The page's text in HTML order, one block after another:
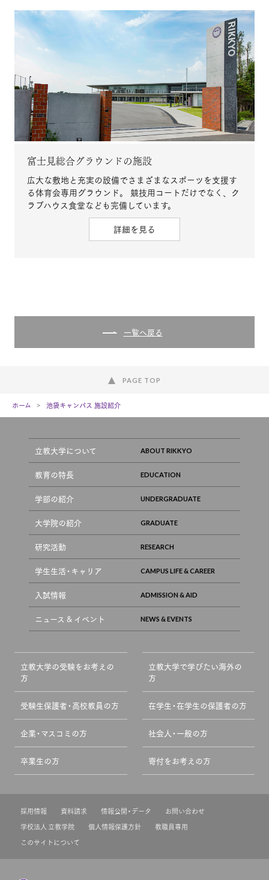
富士見総合グラウンドの施設
広大な敷地と充実の設備でさまざまなスポーツを支援す
る体育会専用グラウンド。 競技用コートだけでなく、ク
ラブハウス食堂なども完備しています。
詳細を見る
一覧へ戻る
PAGE TOP
ホーム 池袋キャンパス 施設紹介
立教大学について
教育の特長
学部の紹介
大学院の紹介
研究活動
学生生活・キャリア
入試情報
ニュース & イベント
立教大学の受験をお考えの
方
立教大学で学びたい海外の
方
受験生保護者・高校教員の方 在学生・在学生の保護者の方
企業・マスコミの方 社会人・一般の方
卒業生の方 寄付をお考えの方
採用情報 資料請求 情報公開・データ
お問い合わせ
学校法人 立教学院
個人情報保護方針
教職員専用
このサイトについて